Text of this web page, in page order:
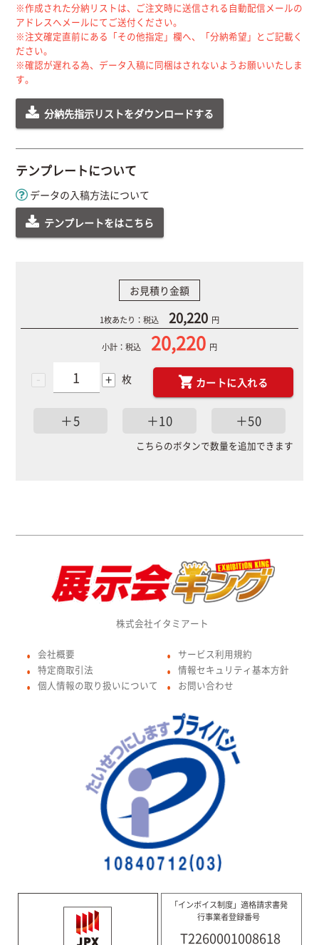
※作成された分納リストは、ご注文時に送信される自動配信メールの
アドレスへメールにてご送付ください。
※注文確定直前にある「その他指定」欄へ、「分納希望」とご記載く
ださい。
※確認が遅れる為、データ入稿に同梱はされないようお願いいたしま
す。
分納先指示リストをダウンロードする
テンプレートについて
データの入稿方法について
テンプレートをはこちら
お見積り金額
1枚あたり：税込 20,220 円
小計：税込 20,220 円
- + 枚 カートに入れる
＋5 ＋10 ＋50
こちらのボタンで数量を追加できます
株式会社イタミアート
● 会社概要
● 特定商取引法
● 個人情報の取り扱いについて
● サービス利用規約
● 情報セキュリティ基本方針
● お問い合わせ
「インボイス制度」適格請求書発
行事業者登録番号
T2260001008618